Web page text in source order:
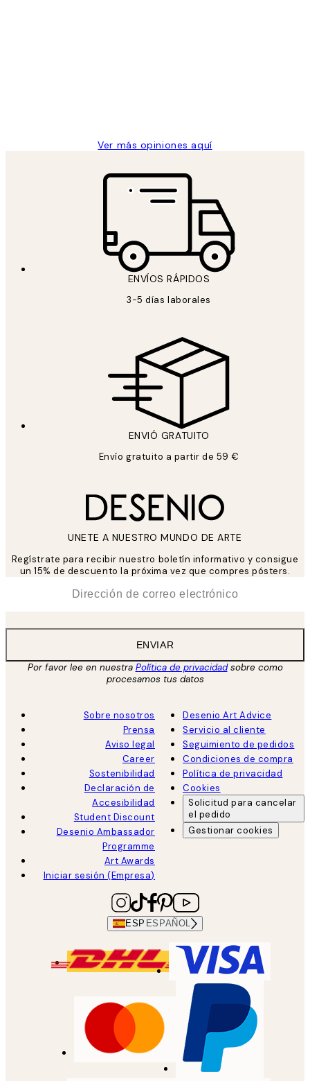
Ver más opiniones aquí
ENVÍOS RÁPIDOS
3-5 días laborales
ENVIÓ GRATUITO
Envío gratuito a partir de 59 €
UNETE A NUESTRO MUNDO DE ARTE
Regístrate para recibir nuestro boletín informativo y consigue
un 15% de descuento la próxima vez que compres pósters.
ENVIAR
Por favor lee en nuestra Política de privacidadsobre como
procesamos tus datos
Sobre nosotros
Prensa
Aviso legal
Career
Sostenibilidad
Declaración de
Accesibilidad
Student Discount
Desenio Ambassador
Programme
Art Awards
Iniciar sesión (Empresa)
Desenio Art Advice
Servicio al cliente
Seguimiento de pedidos
Condiciones de compra
Política de privacidad
Cookies
Solicitud para cancelar
el pedido
Gestionar cookies
ESP ESPAÑOL